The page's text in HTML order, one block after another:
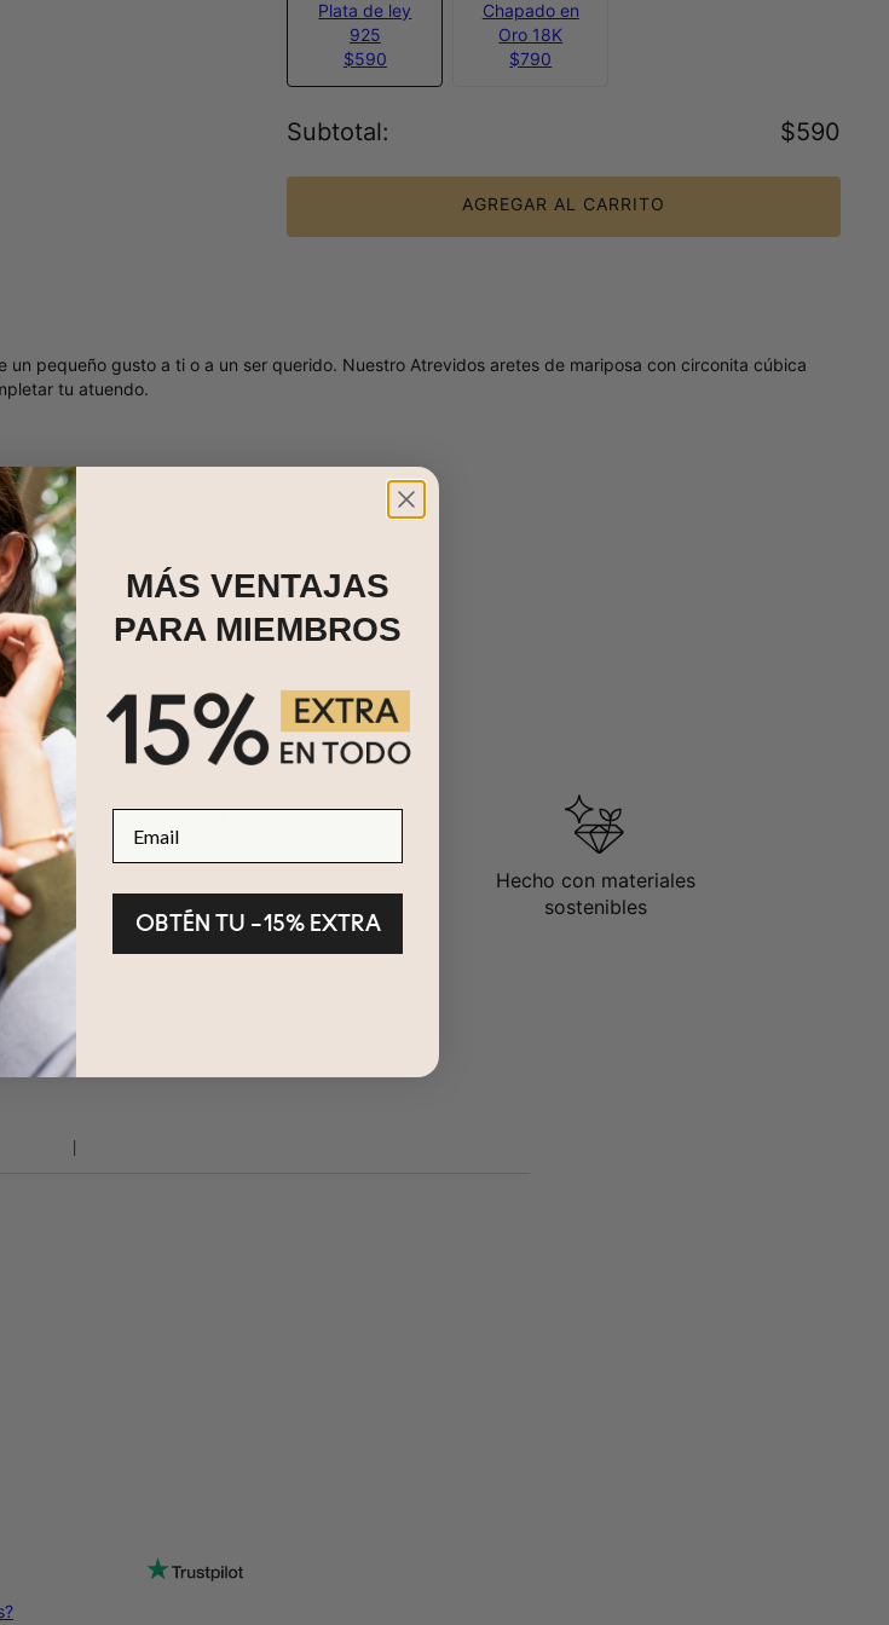
Plata de ley
925
$590
Chapado en
Oro 18K
$790
Subtotal: $590
AGREGAR AL CARRITO
un pequeño gusto a ti o a un ser querido. Nuestro Atrevidos aretes de mariposa con circonita cúbica
tu atuendo.
Hecho con materiales
sostenibles
tus momentos MYKA
MÁS VENTAJAS
PARA MIEMBROS
OBTÉN TU –15% EXTRA